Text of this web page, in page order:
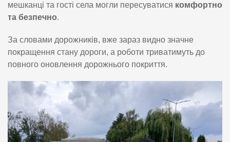
мешканці та гості села могли пересуватися комфортно
та безпечно.
За словами дорожників, вже зараз видно значне
покращення стану дороги, а роботи триватимуть до
повного оновлення дорожнього покриття.